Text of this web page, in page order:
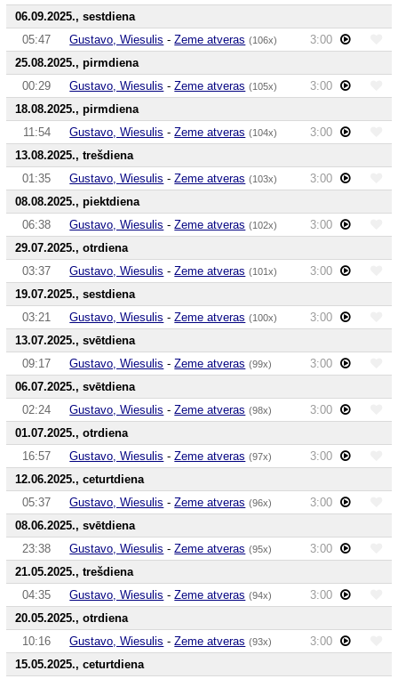
06.09.2025., sestdiena
05:47
Gustavo, Wiesulis -Zeme atveras (106x)
3:00
25.08.2025., pirmdiena
00:29
Gustavo, Wiesulis -Zeme atveras (105x)
3:00
18.08.2025., pirmdiena
11:54
Gustavo, Wiesulis -Zeme atveras (104x)
3:00
13.08.2025., trešdiena
01:35
Gustavo, Wiesulis -Zeme atveras (103x)
3:00
08.08.2025., piektdiena
06:38
Gustavo, Wiesulis -Zeme atveras (102x)
3:00
29.07.2025., otrdiena
03:37
Gustavo, Wiesulis -Zeme atveras (101x)
3:00
19.07.2025., sestdiena
03:21
Gustavo, Wiesulis -Zeme atveras (100x)
3:00
13.07.2025., svētdiena
09:17
Gustavo, Wiesulis -Zeme atveras (99x)
3:00
06.07.2025., svētdiena
02:24
Gustavo, Wiesulis -Zeme atveras (98x)
3:00
01.07.2025., otrdiena
16:57
Gustavo, Wiesulis -Zeme atveras (97x)
3:00
12.06.2025., ceturtdiena
05:37
Gustavo, Wiesulis -Zeme atveras (96x)
3:00
08.06.2025., svētdiena
23:38
Gustavo, Wiesulis -Zeme atveras (95x)
3:00
21.05.2025., trešdiena
04:35
Gustavo, Wiesulis -Zeme atveras (94x)
3:00
20.05.2025., otrdiena
10:16
Gustavo, Wiesulis -Zeme atveras (93x)
3:00
15.05.2025., ceturtdiena